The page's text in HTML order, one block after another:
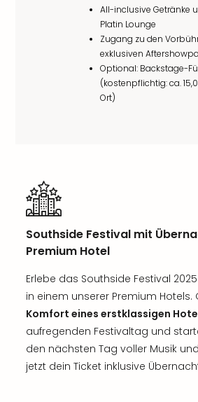
All-inclusive Getränke
Platin Lounge
Zugang zu den
exklusiven
Optional: Backstage-
(kostenpflichtig: ca.
Ort)
Southside Festival mit
Premium Hotel
Erlebe das Southside Festival
in einem unserer Premium Hotels.
Komfort eines erstklassigen
aufregenden Festivaltag und
den nächsten Tag voller Musik
jetzt dein Ticket inklusive